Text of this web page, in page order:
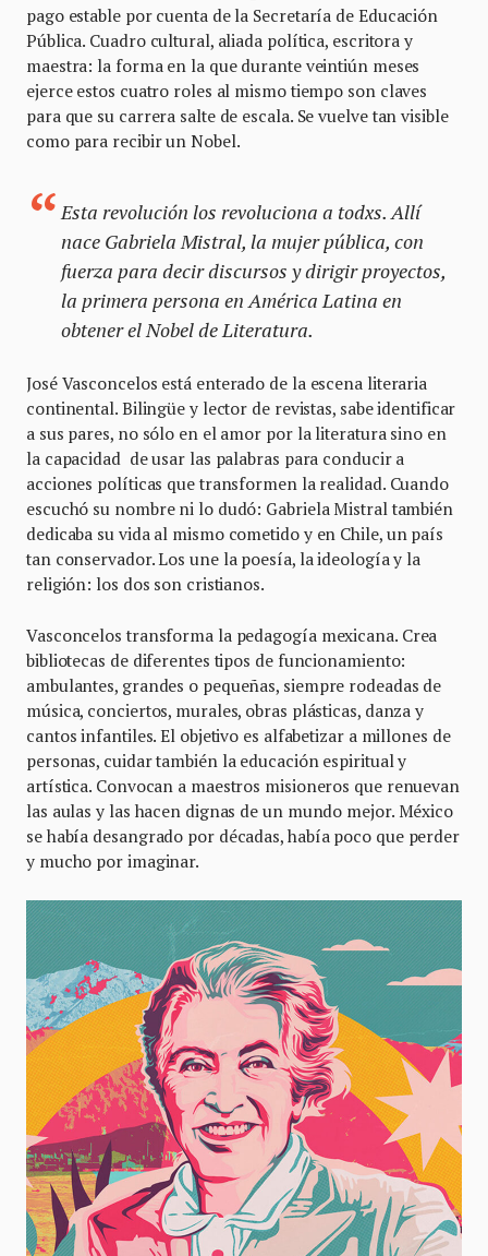
pago estable por cuenta de la Secretaría de Educación
Pública. Cuadro cultural, aliada política, escritora y
maestra: la forma en la que durante veintiún meses
ejerce estos cuatro roles al mismo tiempo son claves
para que su carrera salte de escala. Se vuelve tan visible
como para recibir un Nobel.
Esta revolución los revoluciona a todxs. Allí
nace Gabriela Mistral, la mujer pública, con
fuerza para decir discursos y dirigir proyectos,
la primera persona en América Latina en
obtener el Nobel de Literatura.
José Vasconcelos está enterado de la escena literaria
continental. Bilingüe y lector de revistas, sabe identificar
a sus pares, no sólo en el amor por la literatura sino en
la capacidad de usar las palabras para conducir a
acciones políticas que transformen la realidad. Cuando
escuchó su nombre ni lo dudó: Gabriela Mistral también
dedicaba su vida al mismo cometido y en Chile, un país
tan conservador. Los une la poesía, la ideología y la
religión: los dos son cristianos.
Vasconcelos transforma la pedagogía mexicana. Crea
bibliotecas de diferentes tipos de funcionamiento:
ambulantes, grandes o pequeñas, siempre rodeadas de
música, conciertos, murales, obras plásticas, danza y
cantos infantiles. El objetivo es alfabetizar a millones de
personas, cuidar también la educación espiritual y
artística. Convocan a maestros misioneros que renuevan
las aulas y las hacen dignas de un mundo mejor. México
se había desangrado por décadas, había poco que perder
y mucho por imaginar.